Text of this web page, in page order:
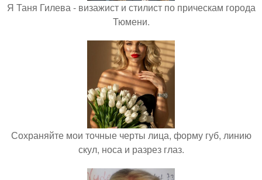
Я Таня Гилева - визажист и стилист по прическам города
Тюмени.
Сохраняйте мои точные черты лица, форму губ, линию
скул, носа и разрез глаз.